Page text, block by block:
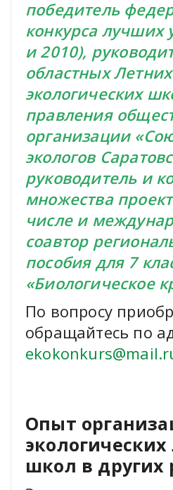
победитель
конкурса лучших
и 2010),
областных Летних
экологических
правления
организации
экологов
руководитель и
множества
числе и
соавтор
пособия для 7
«Биологическое
По вопросу
обращайтесь по
Опыт
экологических
школ в других